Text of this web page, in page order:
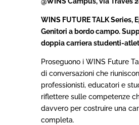
WINS FUTURE TALK Series,
Genitori a bordo campo.
doppia carriera studenti-
Proseguono i WINS Future
di conversazioni che
professionisti, educatori e
riflettere sulle competenze
davvero per costruire una
completa.